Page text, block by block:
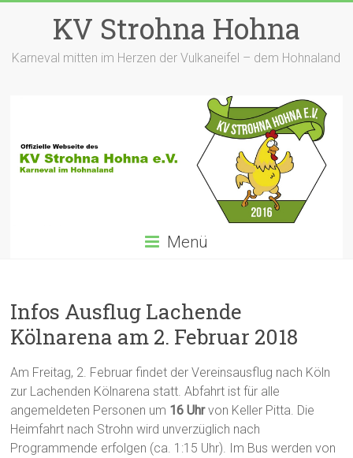
KV Strohna Hohna
Karneval mitten im Herzen der Vulkaneifel – dem Hohnaland
Menü
Infos Ausflug Lachende
Kölnarena am 2. Februar 2018
Am Freitag, 2. Februar findet der Vereinsausflug nach Köln
zur Lachenden Kölnarena statt. Abfahrt ist für alle
angemeldeten Personen um 16 Uhrvon Keller Pitta. Die
Heimfahrt nach Strohn wird unverzüglich nach
Programmende erfolgen (ca. 1:15 Uhr). Im Bus werden von